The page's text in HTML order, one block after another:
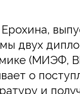
двух
(МИЭФ,
о
и